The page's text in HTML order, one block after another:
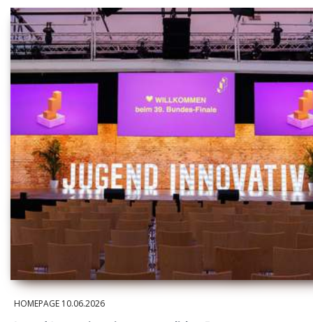
HOMEPAGE 10.06.2026